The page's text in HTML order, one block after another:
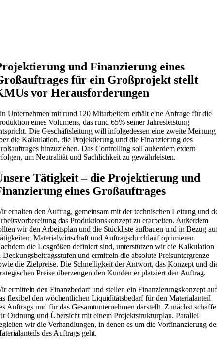
und Finanzierung eines
für ein Großprojekt stellt
vor Herausforderungen
Unternehmen mit rund 120 Mitarbeitern erhält eine Anfrage für die
eines Volumens, das rund 65% seiner Jahresleistung
Die Geschäftsleitung will infolgedessen eine zweite Meinung
die Kalkulation, die Projektierung und die Finanzierung des
hinzuziehen. Das Controlling soll außerdem extern
um Neutralität und Sachlichkeit zu gewährleisten.
Tätigkeit – die Projektierung und
eines Großauftrages
erhalten den Auftrag, gemeinsam mit der technischen Leitung und
das Produktionskonzept zu erarbeiten. Außerdem
wir den Arbeitsplan und die Stückliste aufbauen und in Bezug
Materialwirtschaft und Auftragsdurchlauf optimieren.
die Losgrößen definiert sind, unterstützen wir die Kalkulation
Deckungsbeitragsstufen und ermitteln die absolute Preisuntergrenze
die Zielpreise. Die Schnelligkeit der Antwort, das Konzept und
Preise überzeugen den Kunden er platziert den Auftrag.
ermitteln den Finanzbedarf und stellen ein Finanzierungskonzept
flexibel den wöchentlichen Liquiditätsbedarf für den Materialanteil
Auftrags und für das Gesamtunternehmen darstellt. Zunächst
Ordnung und Übersicht mit einem Projektstrukturplan. Parallel
wir die Verhandlungen, in denen es um die Vorfinanzierung
des Auftrags geht.